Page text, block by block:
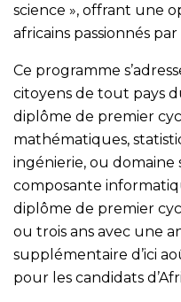
science », offrant une
africains passionnés par
Ce programme
citoyens de tout pays
diplôme de premier
mathématiques,
ingénierie, ou domaine
composante
diplôme de premier
ou trois ans avec une
supplémentaire d’ici
pour les candidats